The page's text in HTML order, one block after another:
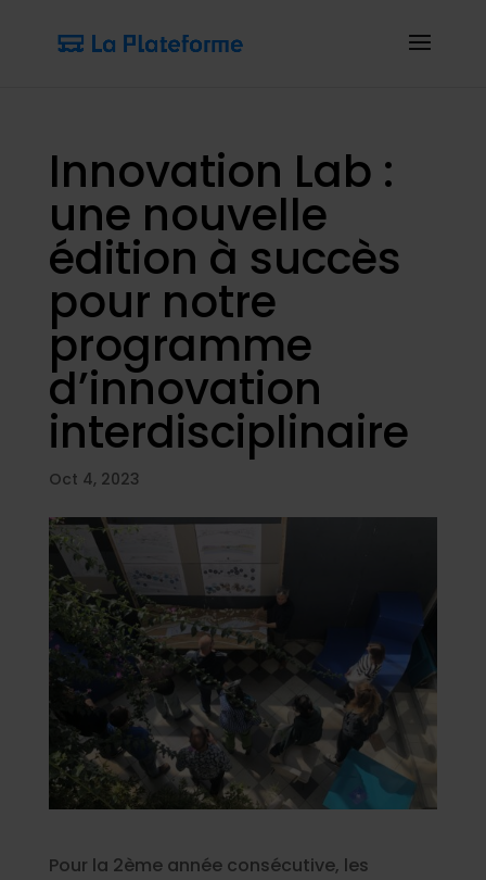
Innovation Lab :
une nouvelle
édition à succès
pour notre
programme
d’innovation
interdisciplinaire
Oct 4, 2023
Pour la 2ème année consécutive, les